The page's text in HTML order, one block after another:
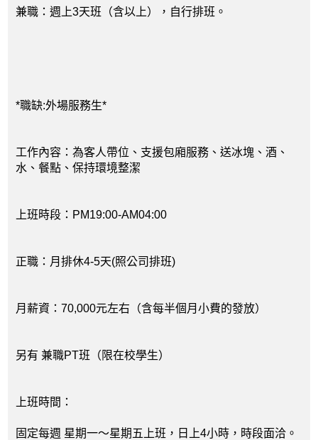
兼職：週上3天班（含以上），自行排班。
*職缺:外場服務生*
工作內容：為客人帶位、支援包廂服務、送冰塊、酒、
水、餐點、保持環境整潔
上班時段：PM19:00-AM04:00
正職：月排休4-5天(照公司排班)
月薪資：70,000元左右（含每半個月小費的發放）
另有 兼職PT班（限在校學生）
上班時間：
固定每週 星期一～星期五上班，日上4小時，時段面洽。